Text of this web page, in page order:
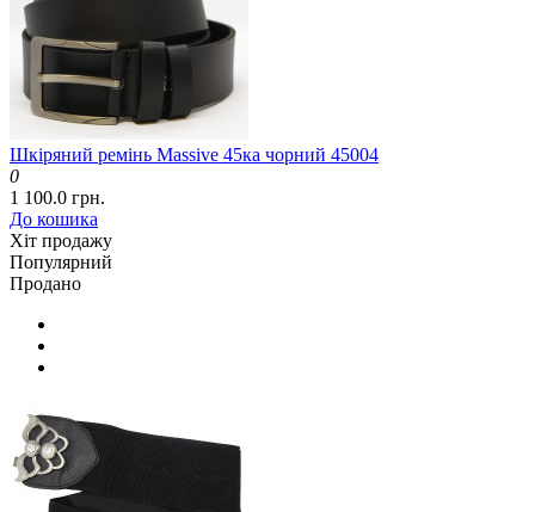
Шкіряний ремінь Massive 45ка чорний 45004
0
1 100.0 грн.
До кошика
Хіт продажу
Популярний
Продано